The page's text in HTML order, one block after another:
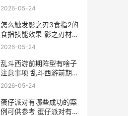
何快速成为封号斗罗
2026-05-24
怎么触发影之刃3食指2的
食指技能效果 影之刃材料
出处
2026-05-24
乱斗西游前期阵型有啥子
注意事项 乱斗西游前期谁
最值得培养
2026-05-24
蛋仔派对有哪些成功的案
例可供参考 蛋仔派对有哪